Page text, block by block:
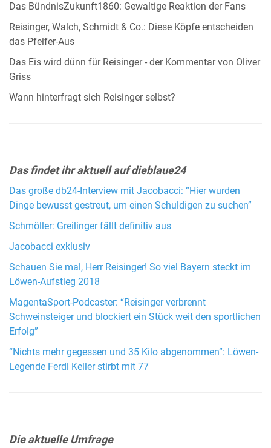
Das BündnisZukunft1860: Gewaltige Reaktion der Fans
Reisinger, Walch, Schmidt & Co.: Diese Köpfe entscheiden
das Pfeifer-Aus
Das Eis wird dünn für Reisinger - der Kommentar von Oliver
Griss
Wann hinterfragt sich Reisinger selbst?
Das findet ihr aktuell auf dieblaue24
Das große db24-Interview mit Jacobacci: “Hier wurden
Dinge bewusst gestreut, um einen Schuldigen zu suchen”
Schmöller: Greilinger fällt definitiv aus
Jacobacci exklusiv
Schauen Sie mal, Herr Reisinger! So viel Bayern steckt im
Löwen-Aufstieg 2018
MagentaSport-Podcaster: “Reisinger verbrennt
Schweinsteiger und blockiert ein Stück weit den sportlichen
Erfolg”
“Nichts mehr gegessen und 35 Kilo abgenommen”: Löwen-
Legende Ferdl Keller stirbt mit 77
Die aktuelle Umfrage